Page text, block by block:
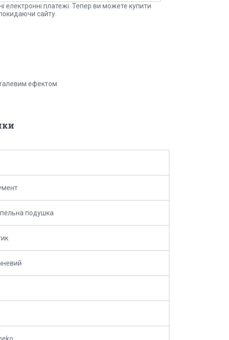
електронні платежі. Тепер ви можете купити
сайту.
ефектом
подушка